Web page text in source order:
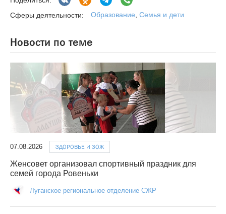
Сферы деятельности:
Образование Семья и дети
Новости по теме
07.08.2026 ЗДОРОВЬЕ И ЗОЖ
Женсовет организовал спортивный праздник для
семей города Ровеньки
Луганское региональное отделение СЖР